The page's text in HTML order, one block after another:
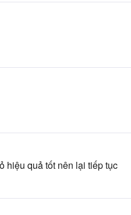
hiệu quả tốt nên lại tiếp tục